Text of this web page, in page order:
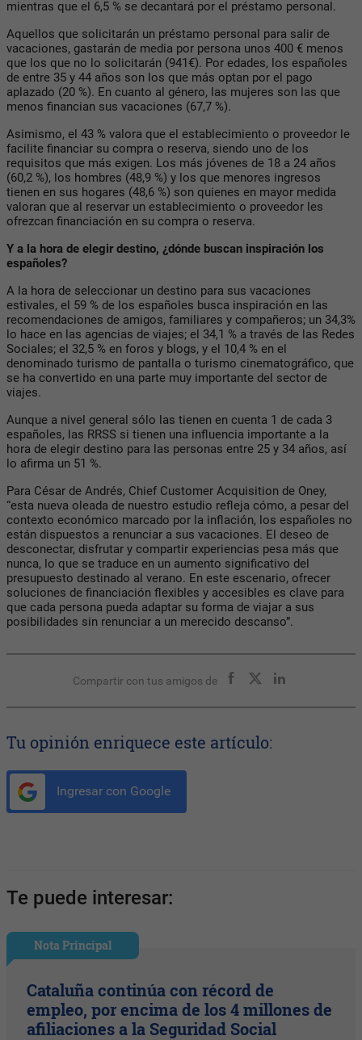
mientras que el 6,5 % se decantará por el préstamo personal.
Aquellos que solicitarán un préstamo personal para salir de
vacaciones, gastarán de media por persona unos 400 € menos
que los que no lo solicitarán (941€). Por edades, los españoles
de entre 35 y 44 años son los que más optan por el pago
aplazado (20 %). En cuanto al género, las mujeres son las que
menos financian sus vacaciones (67,7 %).
Asimismo, el 43 % valora que el establecimiento o proveedor le
facilite financiar su compra o reserva, siendo uno de los
requisitos que más exigen. Los más jóvenes de 18 a 24 años
(60,2 %), los hombres (48,9 %) y los que menores ingresos
tienen en sus hogares (48,6 %) son quienes en mayor medida
valoran que al reservar un establecimiento o proveedor les
ofrezcan financiación en su compra o reserva.
Y a la hora de elegir destino, ¿dónde buscan inspiración los
españoles?
A la hora de seleccionar un destino para sus vacaciones
estivales, el 59 % de los españoles busca inspiración en las
recomendaciones de amigos, familiares y compañeros; un 34,3%
lo hace en las agencias de viajes; el 34,1 % a través de las Redes
Sociales; el 32,5 % en foros y blogs, y el 10,4 % en el
denominado turismo de pantalla o turismo cinematográfico, que
se ha convertido en una parte muy importante del sector de
viajes.
Aunque a nivel general sólo las tienen en cuenta 1 de cada 3
españoles, las RRSS si tienen una influencia importante a la
hora de elegir destino para las personas entre 25 y 34 años, así
lo afirma un 51 %.
Para César de Andrés, Chief Customer Acquisition de Oney,
“esta nueva oleada de nuestro estudio refleja cómo, a pesar del
contexto económico marcado por la inflación, los españoles no
están dispuestos a renunciar a sus vacaciones. El deseo de
desconectar, disfrutar y compartir experiencias pesa más que
nunca, lo que se traduce en un aumento significativo del
presupuesto destinado al verano. En este escenario, ofrecer
soluciones de financiación flexibles y accesibles es clave para
que cada persona pueda adaptar su forma de viajar a sus
posibilidades sin renunciar a un merecido descanso”.
Compartir con tus amigos de
Tu opinión enriquece este artículo:
Ingresar con Google
Te puede interesar:
Nota Principal
Cataluña continúa con récord de
empleo, por encima de los 4 millones de
afiliaciones a la Seguridad Social